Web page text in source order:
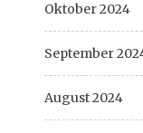
Oktober 2024
September
August 2024